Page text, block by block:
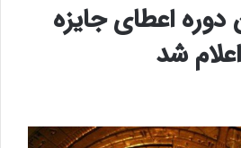
اعطای جایزه
شد